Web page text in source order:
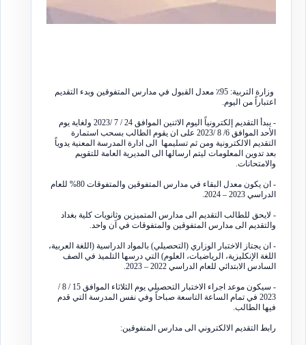
وزارة التربية: 95٪ معدل القبول في مدارس المتفوقين وبدء التقديم
اعتباراً من اليوم.
- يبدأ التقديم إلكترونياً اليوم الاثنين الموافق 24 / 7 /2023 ولغاية يوم
الأحد الموافق 6/ 8 /2023 على ان يقوم الطالب بسحب استمارة
التقديم الالكترونية ومن ثم تسليمها الى ادارة المدرسة المعنية يدوياً
بعد تدوين المعلومات ليتم ارسالها الى المديرية العامة للتقويم
والامتحانات.
- ان يكون معدل البقاء في مدارس المتفوقين والمتفوقات 80% للعام
الدراسي 2023 – 2024.
- لايحق للطالب التقديم الى مدارس المتميزين وثانويات كلية بغداد
والتقديم الى مدارس المتفوقين والمتفوقات في آن واحد.
- ان يجتاز الاختبار الوزاري (التحصيلي) بالمواد الدراسية (اللغة العربية،
اللغة الإنكليزية، الرياضيات، العلوم) التي درسها التلميذ في الصف
السادس الابتدائي للعام الدراسي 2022 – 2023.
- سيكون موعد اجراء الاختبار التحصيلي يوم الثلاثاء الموافق 15 / 8 /
2023 في تمام الساعة التاسعة صباحاً وفي نفس المدرسة التي قدم
فيها الطالب.
رابط التقديم الالكتروني الى مدارس المتفوقين: